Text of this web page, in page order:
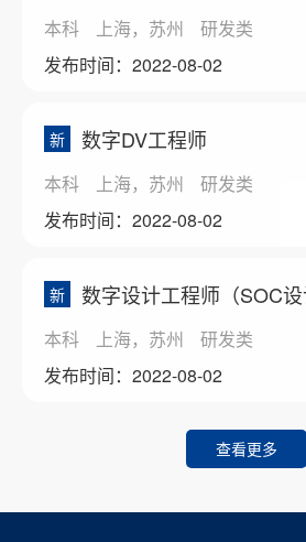
本科 上海，苏州
研发类
发布时间：2022-08-02
新 数字DV工程师
本科 上海，苏州
研发类
发布时间：2022-08-02
新 数字设计工程师（SOC设
本科 上海，苏州
研发类
发布时间：2022-08-02
查看更多